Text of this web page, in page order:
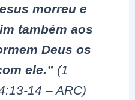
morreu e
também aos
Deus os
ele.” (1
14 – ARC)